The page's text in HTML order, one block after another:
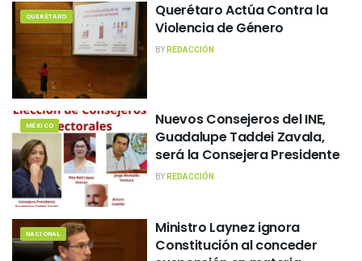
QUERÉTARO
Querétaro Actúa Contra la
Violencia de Género
BYREDACCIÓN
MÉXICO
Nuevos Consejeros del INE,
Guadalupe Taddei Zavala,
será la Consejera Presidente
BYREDACCIÓN
NACIONAL
Ministro Laynez ignora
Constitución al conceder